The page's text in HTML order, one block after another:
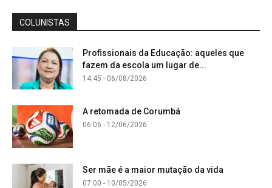
COLUNISTAS
Profissionais da Educação: aqueles que
fazem da escola um lugar de...
14:45 - 06/08/2026
A retomada de Corumbá
06:06 - 12/06/2026
Ser mãe é a maior mutação da vida
07:00 - 10/05/2026